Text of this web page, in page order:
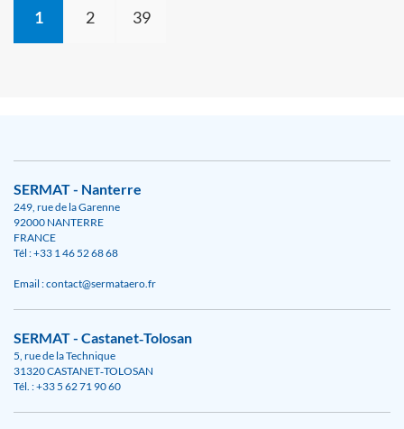
1 2 39
SERMAT - Nanterre
249, rue de la Garenne
92000 NANTERRE
FRANCE
Tél : +33 1 46 52 68 68
Email : contact@sermataero.fr
SERMAT - Castanet‑Tolosan
5, rue de la Technique
31320 CASTANET‑TOLOSAN
Tél. : +33 5 62 71 90 60